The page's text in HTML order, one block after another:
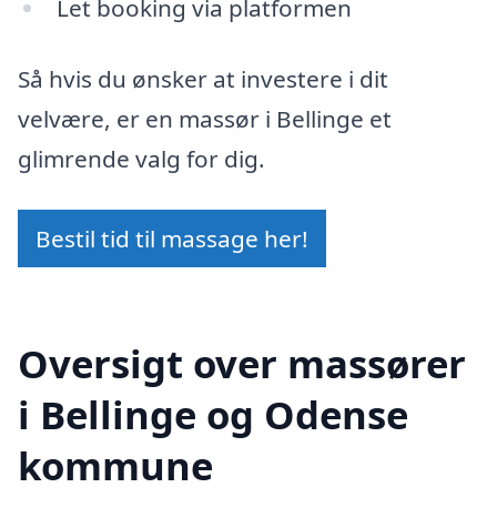
Let booking via platformen
Så hvis du ønsker at investere i dit
velvære, er en massør i Bellinge et
glimrende valg for dig.
Bestil tid til massage her!
Oversigt over massører
i Bellinge og Odense
kommune